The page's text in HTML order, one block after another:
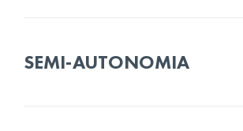
SEMI-AUTONOMIA